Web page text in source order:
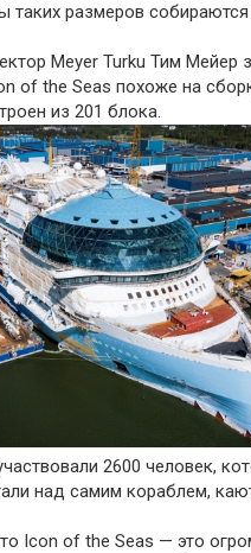
таких размеров
Meyer Turku Тим Мейер
of the Seas похоже на
из 201 блока.
2600 человек,
над самим кораблем,
Icon of the Seas — это